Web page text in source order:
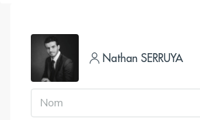
Sanitaires et douches
PRESTATIONS SURFACES :
1er étage : plus de 4 m de hauteur
prestations
Nathan SERRUYA